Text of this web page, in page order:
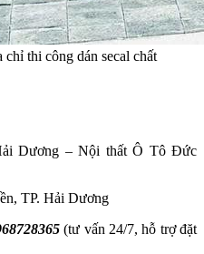
thi công dán secal chất
Dương – Nội thất Ô Tô Đức
TP. Hải Dương
(tư vấn 24/7, hỗ trợ đặt